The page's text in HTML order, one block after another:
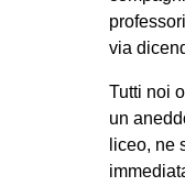
via
Tutti noi
un
liceo, ne